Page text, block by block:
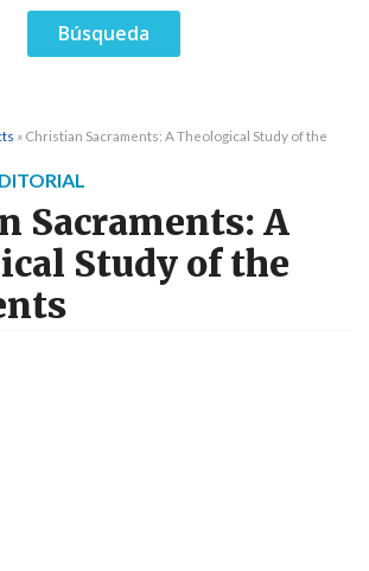
» Christian Sacraments: A Theological Study of the
Sacraments: A
Study of the